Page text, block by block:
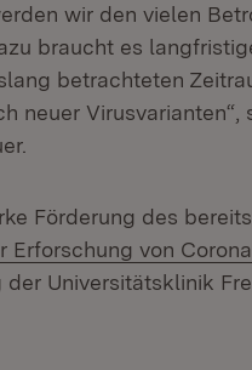
wir den vielen
braucht es
betrachteten
neuer Virusvarianten“,
Förderung des
Erforschung von
Fenster)
der Universitätsklinik